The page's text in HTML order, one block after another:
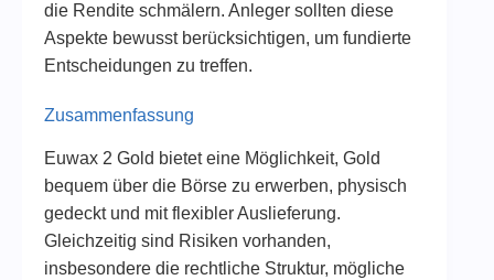
die Rendite schmälern. Anleger sollten diese
Aspekte bewusst berücksichtigen, um fundierte
Entscheidungen zu treffen.
Zusammenfassung
Euwax 2 Gold bietet eine Möglichkeit, Gold
bequem über die Börse zu erwerben, physisch
gedeckt und mit flexibler Auslieferung.
Gleichzeitig sind Risiken vorhanden,
insbesondere die rechtliche Struktur, mögliche